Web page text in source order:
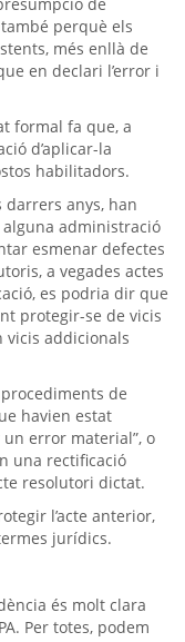
perquè els
més enllà de
en declari l’error i
formal fa que, a
d’aplicar-la
habilitadors.
anys, han
administració
esmenar defectes
a vegades actes
es podria dir que
protegir-se de vicis
vicis addicionals
de
havien estat
error material”, o
una rectificació
resolutori dictat.
l’acte anterior,
jurídics.
és molt clara
Per totes, podem